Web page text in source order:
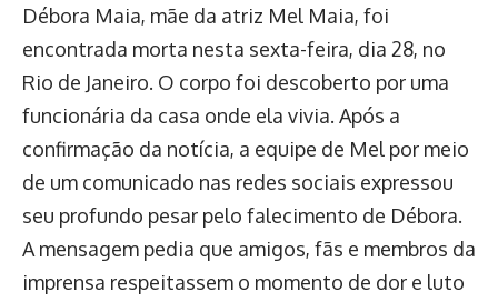
Débora Maia, mãe da atriz Mel Maia, foi
encontrada morta nesta sexta-feira, dia 28, no
Rio de Janeiro. O corpo foi descoberto por uma
funcionária da casa onde ela vivia. Após a
confirmação da notícia, a equipe de Mel por meio
de um comunicado nas redes sociais expressou
seu profundo pesar pelo falecimento de Débora.
A mensagem pedia que amigos, fãs e membros da
imprensa respeitassem o momento de dor e luto